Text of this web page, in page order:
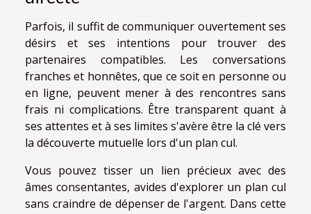
Parfois, il suffit de communiquer ouvertement ses
désirs et ses intentions pour trouver des
partenaires compatibles. Les conversations
franches et honnêtes, que ce soit en personne ou
en ligne, peuvent mener à des rencontres sans
frais ni complications. Être transparent quant à
ses attentes et à ses limites s'avère être la clé vers
la découverte mutuelle lors d'un plan cul.
Vous pouvez tisser un lien précieux avec des
âmes consentantes, avides d'explorer un plan cul
sans craindre de dépenser de l'argent. Dans cette